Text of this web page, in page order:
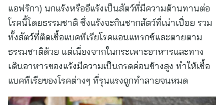
แอฟริกา) นกแร้งหรืออีแร้งเป็นสัตว์ที่มีความต้านทานต่อ
โรคนี้โดยธรรมชาติ ซึ่งแร้งจะกินซากสัตว์ที่เน่าเปื่อย รวม
ทั้งสัตว์ที่ติดเชื้อแบคทีเรียโรคแอนแทรกซ์และตายตาม
ธรรมชาติด้วย แต่เนื่องจากในกระเพาะอาหารและทาง
เดินอาหารของแร้งมีความเป็นกรดค่อนข้างสูง ทำให้เชื้อ
แบคทีเรียของโรคต่างๆ ที่รุนแรงถูกทำลายจนหมด